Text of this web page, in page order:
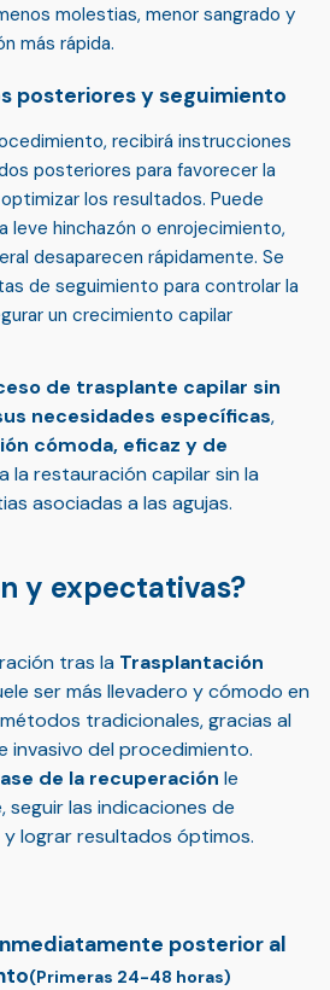
molestias, menor sangrado y
más rápida.
posteriores y seguimiento
recibirá instrucciones
posteriores para favorecer la
los resultados. Puede
leve hinchazón o enrojecimiento,
desaparecen rápidamente. Se
de seguimiento para controlar la
un crecimiento capilar
de trasplante capilar sin
necesidades específicas,
cómoda, eficaz y de
la restauración capilar sin la
asociadas a las agujas.
y expectativas?
tras la Trasplantación
ser más llevadero y cómodo en
tradicionales, gracias al
invasivo del procedimiento.
de la recuperación le
las indicaciones de
lograr resultados óptimos.
posterior al
(Primeras 24-48 horas)